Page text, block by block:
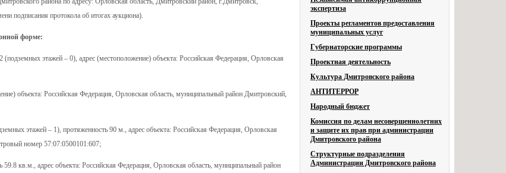
подписания протокола об итогах аукциона).
форме:
этажей – 0), адрес (местоположение) объекта: Российская Федерация, Орловская
объекта: Российская Федерация, Орловская область, муниципальный район Дмитровский,
этажей – 1), протяженность 90 м., адрес объекта: Российская Федерация, Орловская
номер 57:07:0500101:607;
кв.м., адрес объекта: Российская Федерация, Орловская область, муниципальный район
экспертиза
Проекты регламентов предоставления
муниципальных услуг
Губернаторские программы
Проектная деятельность
Культура Дмитровского района
АНТИТЕРРОР
Народный бюджет
Комиссия по делам несовершеннолетних
и защите их прав при администрации
Дмитровского района
Структурные подразделения
Администрации Дмитровского района